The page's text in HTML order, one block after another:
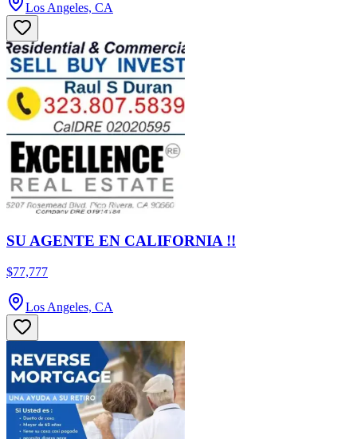
Los Angeles, CA
SU AGENTE EN CALIFORNIA !!
$77,777
Los Angeles, CA